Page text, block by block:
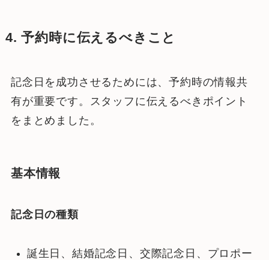
4. 予約時に伝えるべきこと
記念日を成功させるためには、予約時の情報共
有が重要です。スタッフに伝えるべきポイント
をまとめました。
基本情報
記念日の種類
誕生日、結婚記念日、交際記念日、プロポー